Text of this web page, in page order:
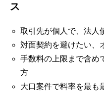
ス
取引先が個人で、法人
対面契約を避けたい、
手数料の上限まで含め
方
大口案件で料率を最も